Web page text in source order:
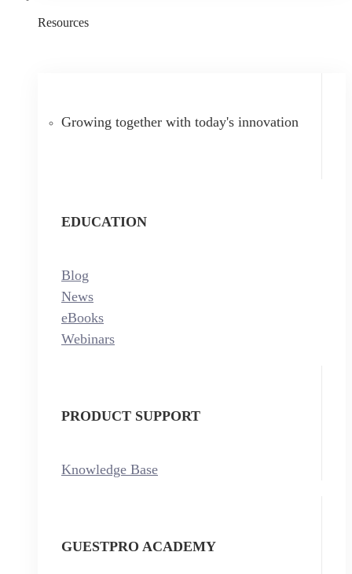
Resources
Growing together with today's innovation
EDUCATION
Blog
News
eBooks
Webinars
PRODUCT SUPPORT
Knowledge Base
GUESTPRO ACADEMY